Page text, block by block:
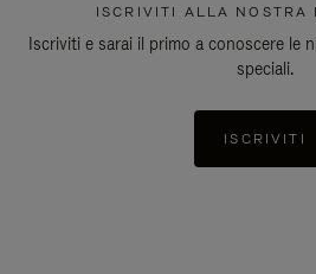
ISCRIVITI ALLA NOSTRA
Iscriviti e sarai il primo a conoscere le
speciali.
ISCRIVITI